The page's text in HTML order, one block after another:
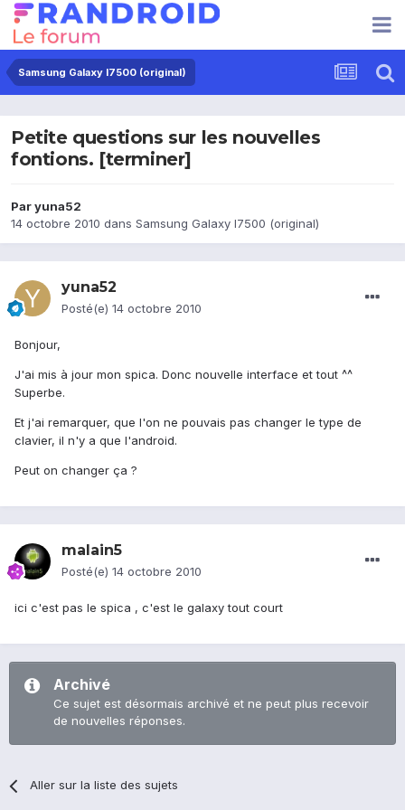
Samsung Galaxy I7500 (original)
Petite questions sur les nouvelles
fontions. [terminer]
Paryuna52
14 octobre 2010 dans Samsung Galaxy I7500 (original)
yuna52
Posté(e) 14 octobre 2010
Bonjour,
J'ai mis à jour mon spica. Donc nouvelle interface et tout ^^
Superbe.
Et j'ai remarquer, que l'on ne pouvais pas changer le type de
clavier, il n'y a que l'android.
Peut on changer ça ?
malain5
Posté(e) 14 octobre 2010
ici c'est pas le spica , c'est le galaxy tout court
Archivé
Ce sujet est désormais archivé et ne peut plus recevoir
de nouvelles réponses.
Aller sur la liste des sujets